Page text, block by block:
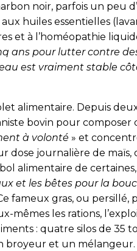
noir, parfois un peu
huiles essentielles
et à l’homéopathie
ans pour lutter contre
est vraiment stable
alimentaire. Depuis
bovin pour composer
à volonté » et
dose journalière de maïs,
alimentaire de
et les bêtes pour la
fameux gras, ou persillé,
mêmes les rations,
: quatre silos de 35
broyeur et un mélangeur.